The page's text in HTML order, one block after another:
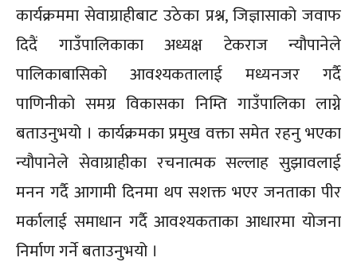
कार्यक्रममा सेवाग्राहीबाट उठेका प्रश्न, जिज्ञासाको जवाफ
दिदैं गाउँपालिकाका अध्यक्ष टेकराज न्यौपानेले
पालिकाबासिको आवश्यकतालाई मध्यनजर गर्दै
पाणिनीको समग्र विकासका निम्ति गाउँपालिका लाग्ने
बताउनुभयो । कार्यक्रमका प्रमुख वक्ता समेत रहनु भएका
न्यौपानेले सेवाग्राहीका रचनात्मक सल्लाह सुझावलाई
मनन गर्दै आगामी दिनमा थप सशक्त भएर जनताका पीर
मर्कालाई समाधान गर्दै आवश्यकताका आधारमा योजना
निर्माण गर्ने बताउनुभयो ।